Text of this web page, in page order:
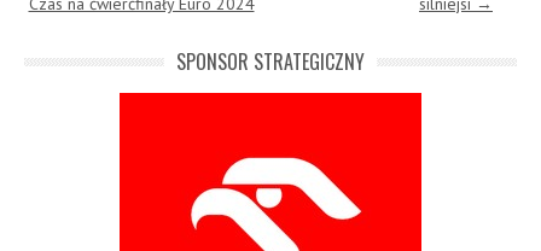
SPONSOR STRATEGICZNY